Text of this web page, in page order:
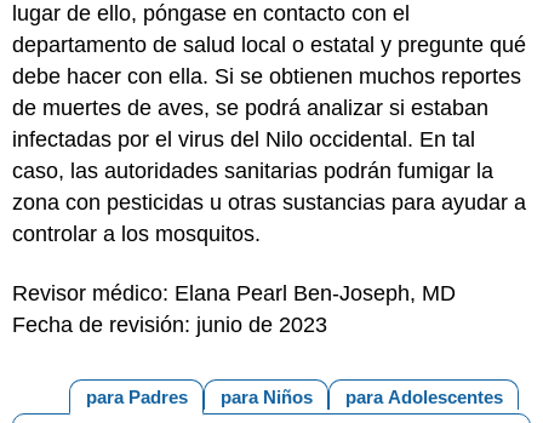
lugar de ello, póngase en contacto con el
departamento de salud local o estatal y pregunte qué
debe hacer con ella. Si se obtienen muchos reportes
de muertes de aves, se podrá analizar si estaban
infectadas por el virus del Nilo occidental. En tal
caso, las autoridades sanitarias podrán fumigar la
zona con pesticidas u otras sustancias para ayudar a
controlar a los mosquitos.
Revisor médico: Elana Pearl Ben-Joseph, MD
Fecha de revisión: junio de 2023
para Adolescentes
para Niños
para Padres